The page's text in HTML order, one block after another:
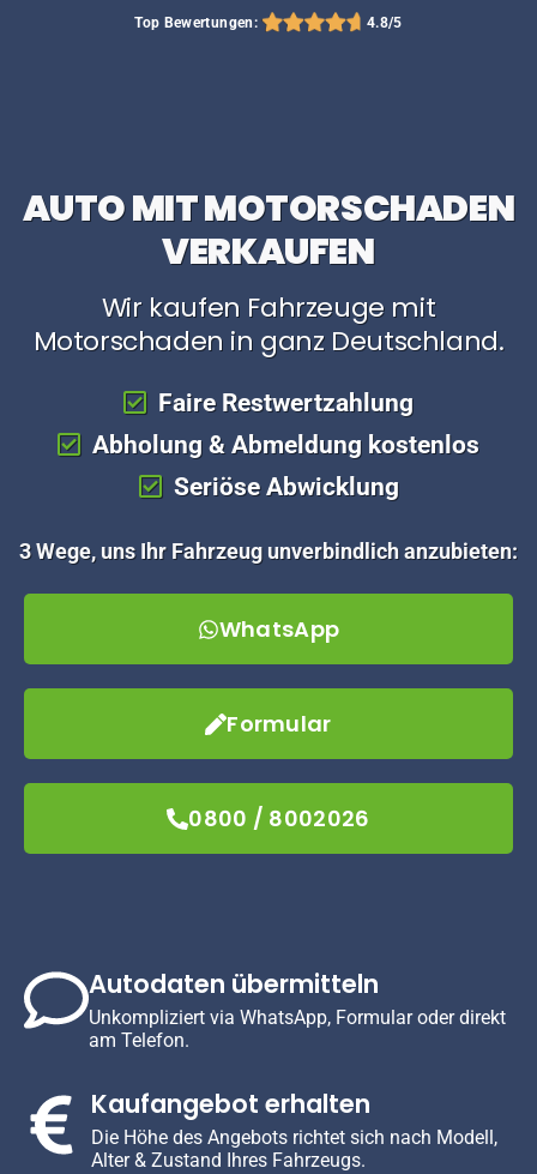
Top Bewertungen: 4.8/5
AUTO MIT MOTORSCHADEN
VERKAUFEN
Wir kaufen Fahrzeuge mit
Motorschaden in ganz Deutschland.
Faire Restwertzahlung
Abholung & Abmeldung kostenlos
Seriöse Abwicklung
3 Wege, uns Ihr Fahrzeug unverbindlich anzubieten:
WhatsApp
Formular
0800 / 8002026
Autodaten übermitteln
Unkompliziert via WhatsApp, Formular oder direkt
am Telefon.
Kaufangebot erhalten
Die Höhe des Angebots richtet sich nach Modell,
Alter & Zustand Ihres Fahrzeugs.